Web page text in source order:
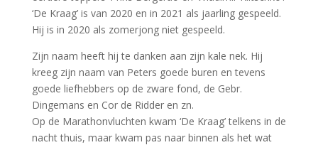
‘De Kraag’ is van 2020 en in 2021 als jaarling gespeeld.
Hij is in 2020 als zomerjong niet gespeeld.
Zijn naam heeft hij te danken aan zijn kale nek. Hij
kreeg zijn naam van Peters goede buren en tevens
goede liefhebbers op de zware fond, de Gebr.
Dingemans en Cor de Ridder en zn.
Op de Marathonvluchten kwam ‘De Kraag’ telkens in de
nacht thuis, maar kwam pas naar binnen als het wat